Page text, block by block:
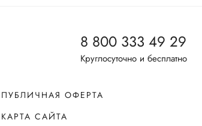
8 800 333 49 29
Круглосуточно и бесплатно
ПУБЛИЧНАЯ ОФЕРТА
КАРТА САЙТА